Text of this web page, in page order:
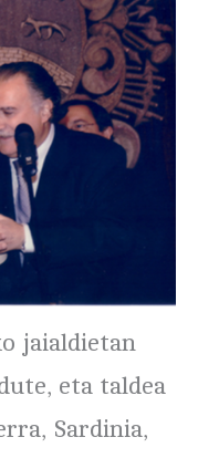
jaialdietan
eta taldea
Sardinia,